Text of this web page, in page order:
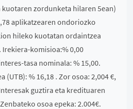
kuotaren zordunketa hilaren 5ean)
aplikatzearen ondoriozko
hileko kuotatan ordaintzea
komisioa:% 0,00
tasa nominala: % 15,00.
(UTB): % 16,18 . Zor osoa: 2,004 €,
guztira eta kredituaren
osoa epeka: 2.004€.